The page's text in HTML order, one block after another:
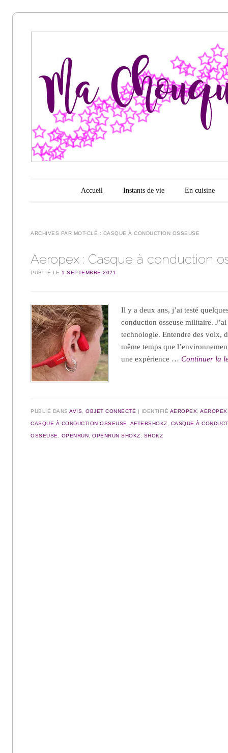
Ma
chouquette
d'amour
Menu principal
Aller au contenu
Accueil Instants de vie En cuisine
ARCHIVES PAR MOT-CLÉ : CASQUE À CONDUCTION OSSEUSE
Aeropex : Casque à conduction
PUBLIÉ LE1 SEPTEMBRE 2021
Il y a deux ans, j’ai testé
conduction osseuse militaire.
technologie. Entendre des voix,
même temps que
une expérience …Continuer la
PUBLIÉ DANSAVIS ,OBJET CONNECTÉ IDENTIFIÉ AEROPEX ,
CASQUE À CONDUCTION OSSEUSE AFTERSHOKZ CASQUE À
OSSEUSE OPENRUN ,OPENRUN SHOKZ SHOKZ